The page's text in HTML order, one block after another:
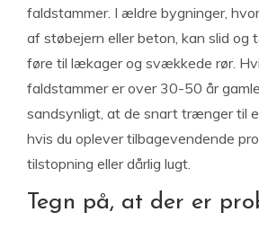
faldstammer. I ældre bygninger,
af støbejern eller beton, kan slid og
føre til lækager og svækkede rør.
faldstammer er over 30-50 år
sandsynligt, at de snart trænger til
hvis du oplever tilbagevendende
tilstopning eller dårlig lugt.
Tegn på, at der er